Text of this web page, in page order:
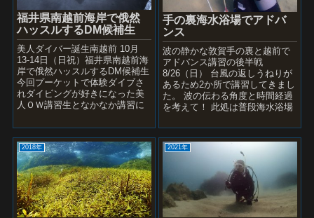
福井県南越前海岸で俄然
ハッスルするDM候補生
美人ダイバー誕生南越前 10月
13-14日（日祝）福井県南越前海
岸で俄然ハッスルするDM候補生
今回プーケットで体験ダイブさ
れダイビングが好きになった美
人ＯＷ講習生となかなか講習に
イントラで、、、、、、、、...
手の裏海水浴場でアドバ
ンス
波の静かな敦賀手の裏と越前で
アドバンス講習の後半戦
8/26（日） 台風の返しうねりが
あるため2か所で講習してきまし
た。 波の伝わる角度と時間経過
を考えて！ 此処は普段海水浴場
やかな処 西からの...
2018年 2021年